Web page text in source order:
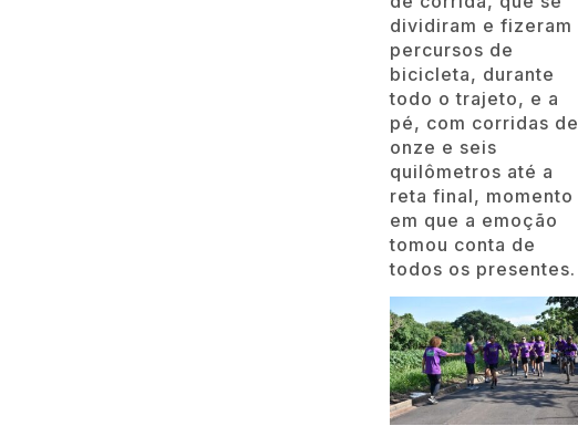
dividiram e fizeram
percursos de
bicicleta, durante
todo o trajeto, e a
pé, com corridas de
onze e seis
quilômetros até a
reta final, momento
em que a emoção
tomou conta de
todos os presentes.